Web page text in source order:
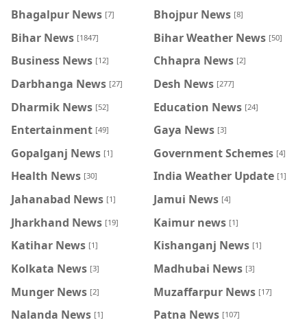
Bhagalpur News [7] Bhojpur News [8]
Bihar News [1847] Bihar Weather News [50]
Business News [12] Chhapra News [2]
Darbhanga News [27] Desh News [277]
Dharmik News [52] Education News [24]
Entertainment [49] Gaya News [3]
Gopalganj News [1] Government Schemes [4]
Health News [30] India Weather Update [1]
Jahanabad News [1] Jamui News [4]
Jharkhand News [19] Kaimur news [1]
Katihar News [1] Kishanganj News [1]
Kolkata News [3] Madhubai News [3]
Munger News [2] Muzaffarpur News [17]
Nalanda News [1] Patna News [107]